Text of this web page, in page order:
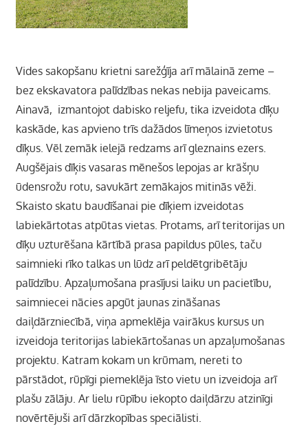
Vides sakopšanu krietni sarežģīja arī mālainā zeme –
bez ekskavatora palīdzības nekas nebija paveicams.
Ainavā, izmantojot dabisko reljefu, tika izveidota dīķu
kaskāde, kas apvieno trīs dažādos līmeņos izvietotus
dīķus. Vēl zemāk ielejā redzams arī gleznains ezers.
Augšējais dīķis vasaras mēnešos lepojas ar krāšņu
ūdensrožu rotu, savukārt zemākajos mitinās vēži.
Skaisto skatu baudīšanai pie dīķiem izveidotas
labiekārtotas atpūtas vietas. Protams, arī teritorijas un
dīķu uzturēšana kārtībā prasa papildus pūles, taču
saimnieki rīko talkas un lūdz arī peldētgribētāju
palīdzību. Apzaļumošana prasījusi laiku un pacietību,
saimniecei nācies apgūt jaunas zināšanas
daiļdārzniecībā, viņa apmeklēja vairākus kursus un
izveidoja teritorijas labiekārtošanas un apzaļumošanas
projektu. Katram kokam un krūmam, nereti to
pārstādot, rūpīgi piemeklēja īsto vietu un izveidoja arī
plašu zālāju. Ar lielu rūpību iekopto daiļdārzu atzinīgi
novērtējuši arī dārzkopības speciālisti.